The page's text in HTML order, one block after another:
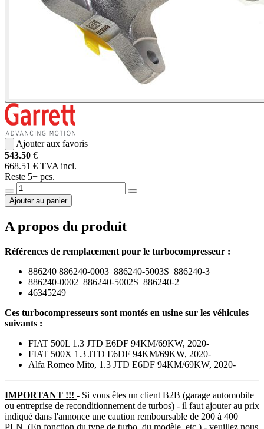
Ajouter aux favoris
543.50 €
668.51 € TVA incl.
Reste 5+ pcs.
Ajouter au panier
A propos du produit
Références de remplacement pour le turbocompresseur :
886240 886240-0003 886240-5003S 886240-3
886240-0002 886240-5002S 886240-2
46345249
Ces turbocompresseurs sont montés en usine sur les véhicules
suivants :
FIAT 500L 1.3 JTD E6DF 94KM/69KW, 2020-
FIAT 500X 1.3 JTD E6DF 94KM/69KW, 2020-
Alfa Romeo Mito, 1.3 JTD E6DF 94KM/69KW, 2020-
IMPORTANT !!! - Si vous êtes un client B2B (garage automobile
ou entreprise de reconditionnement de turbos) - il faut ajouter au prix
indiqué dans l'annonce une caution remboursable de 200 à 400
PLN. (En fonction du type de turbo, du modèle, etc.) - veuillez nous